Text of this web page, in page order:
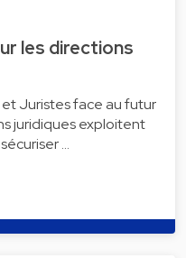
les directions
Juristes face au futur
juridiques exploitent
…